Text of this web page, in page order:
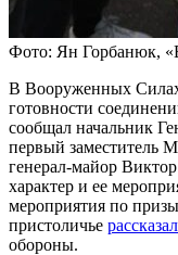
Фото: Ян Горбанюк,
В Вооруженных Силах
готовности
сообщал начальник
первый заместитель
генерал-майор
характер и ее
мероприятия по
пристоличье
обороны.